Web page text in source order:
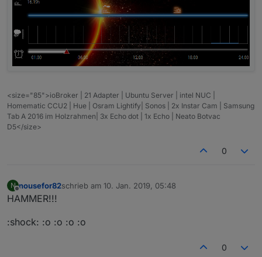
<size="85">ioBroker | 21 Adapter | Ubuntu Server | intel NUC |
Homematic CCU2 | Hue | Osram Lightify| Sonos | 2x Instar Cam | Samsung
Tab A 2016 im Holzrahmen| 3x Echo dot | 1x Echo | Neato Botvac
D5</size>
0
N
Offline
nousefor82schrieb am 10. Jan. 2019, 05:48
zuletzt editiert von
HAMMER!!!
:shock: :o :o :o :o
0